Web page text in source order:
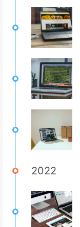
2022